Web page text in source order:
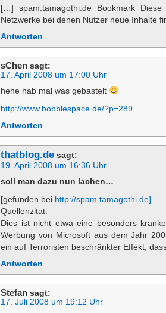
[…] spam.tamagothi.de Bookmark
Netzwerke bei denen Nutzer neue Inhalte
Antworten
sChen sagt:
17. April 2008 um 17:00 Uhr
hehe hab mal was gebastelt
http://www.bobblespace.de/?p=289
Antworten
thatblog.de sagt:
19. April 2008 um 16:36 Uhr
soll man dazu nun lachen…
[gefunden bei http://spam.tamagothi.de]
Quellenzitat:
Dies ist nicht etwa eine besonders
Werbung von Microsoft aus dem Jahr
ein auf Terroristen beschränkter Effekt,
Antworten
Stefan sagt:
17. Juli 2008 um 19:12 Uhr